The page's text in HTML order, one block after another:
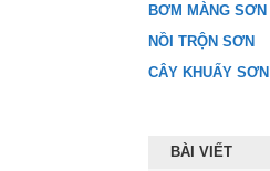
BƠM MÀNG SƠN
NỒI TRỘN SƠN
CÂY KHUẤY SƠN
BÀI VIẾT